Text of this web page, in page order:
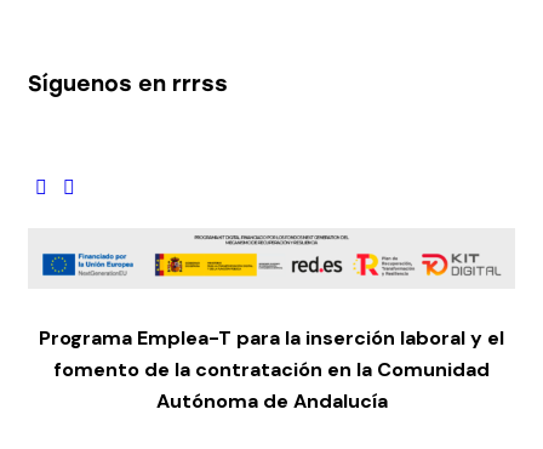
Síguenos en rrrss
Programa Emplea-T para la inserción laboral y el
fomento de la contratación en la Comunidad
Autónoma de Andalucía